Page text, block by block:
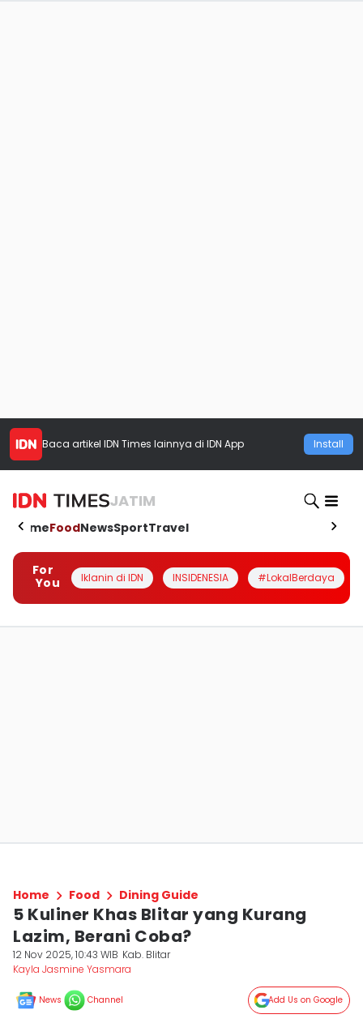
Baca artikel IDN Times lainnya di IDN App Install
JATIM
HomeFoodNewsSportTravel
For
You
Iklanin di IDN INSIDENESIA #LokalBerdaya
Home Food Dining Guide
5 Kuliner Khas Blitar yang Kurang
Lazim, Berani Coba?
12 Nov 2025, 10:43 WIB Kab. Blitar
Kayla Jasmine Yasmara
News Channel Add Us on Google